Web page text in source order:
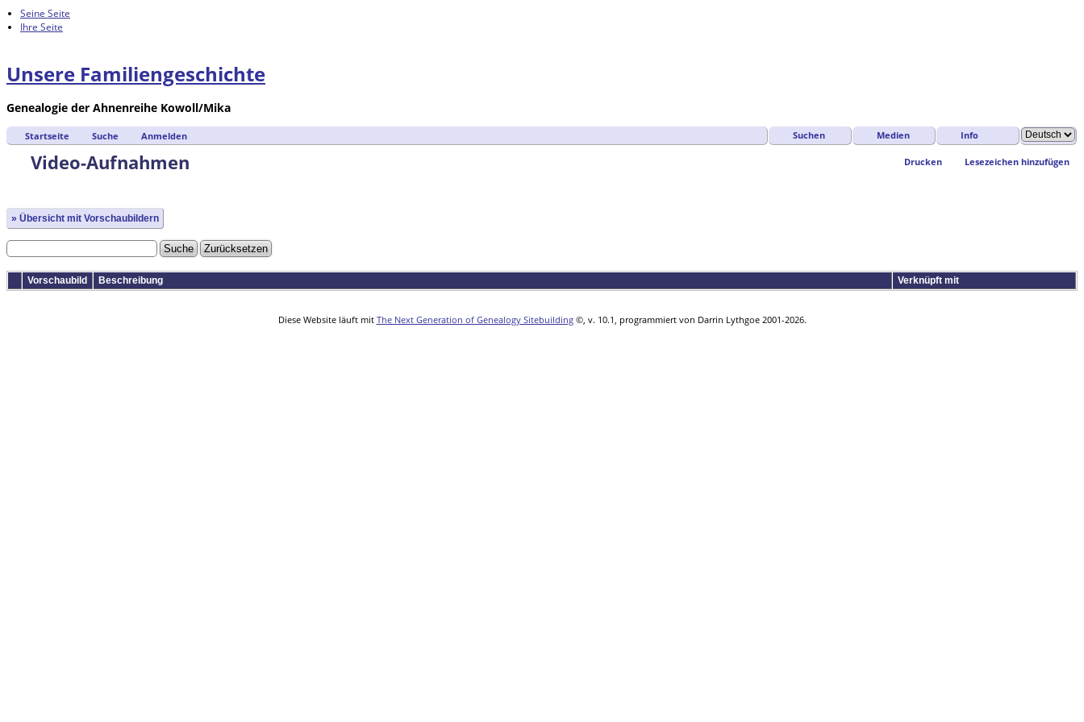
Seine Seite
Ihre Seite
Unsere Familiengeschichte
Genealogie der Ahnenreihe Kowoll/Mika
Startseite Suche Anmelden Suchen Medien Info
Drucken Lesezeichen hinzufügen
Video-Aufnahmen
» Übersicht mit Vorschaubildern
Vorschaubild Beschreibung Verknüpft mit
Diese Website läuft mit The Next Generation of Genealogy Sitebuilding©, v. 10.1, programmiert von Darrin Lythgoe 2001-2026.